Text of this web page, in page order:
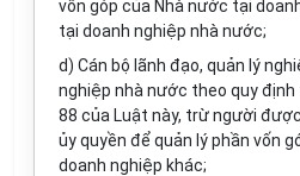
vốn góp của Nhà nước tại
tại doanh nghiệp nhà nước;
d) Cán bộ lãnh đạo, quản lý
nghiệp nhà nước theo quy
88 của Luật này, trừ người
ủy quyền để quản lý phần vốn
doanh nghiệp khác;